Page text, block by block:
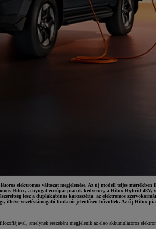
elektromos változat megjelenése. Az új modell teljes
Hilux, a nyugat-európai piacok kedvence, a Hilux Hybrid
lesz a duplakabinos karosszéria, az elektromos
vezetéstámogató funkciói jelentősen bővültek. Az új Hilux
amelynek részeként megjelenik az első akkumulátoros